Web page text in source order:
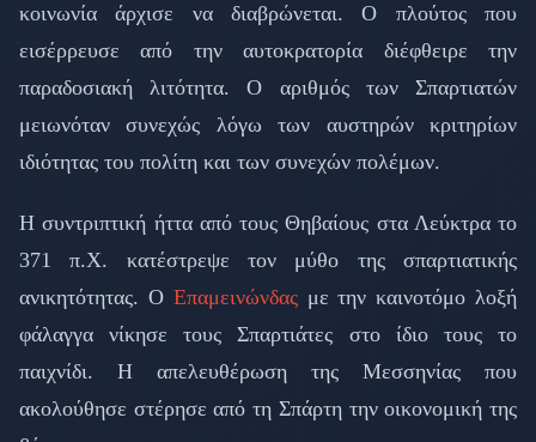
κοινωνία άρχισε να διαβρώνεται. Ο πλούτος που
εισέρρευσε από την αυτοκρατορία διέφθειρε την
παραδοσιακή λιτότητα. Ο αριθμός των Σπαρτιατών
μειωνόταν συνεχώς λόγω των αυστηρών κριτηρίων
ιδιότητας του πολίτη και των συνεχών πολέμων.
Η συντριπτική ήττα από τους Θηβαίους στα Λεύκτρα το
371 π.Χ. κατέστρεψε τον μύθο της σπαρτιατικής
ανικητότητας. Ο Επαμεινώνδαςμε την καινοτόμο λοξή
φάλαγγα νίκησε τους Σπαρτιάτες στο ίδιο τους το
παιχνίδι. Η απελευθέρωση της Μεσσηνίας που
ακολούθησε στέρησε από τη Σπάρτη την οικονομική της